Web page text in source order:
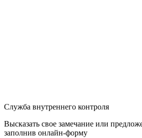
Служба внутреннего контроля
Высказать свое замечание или
заполнив онлайн-форму